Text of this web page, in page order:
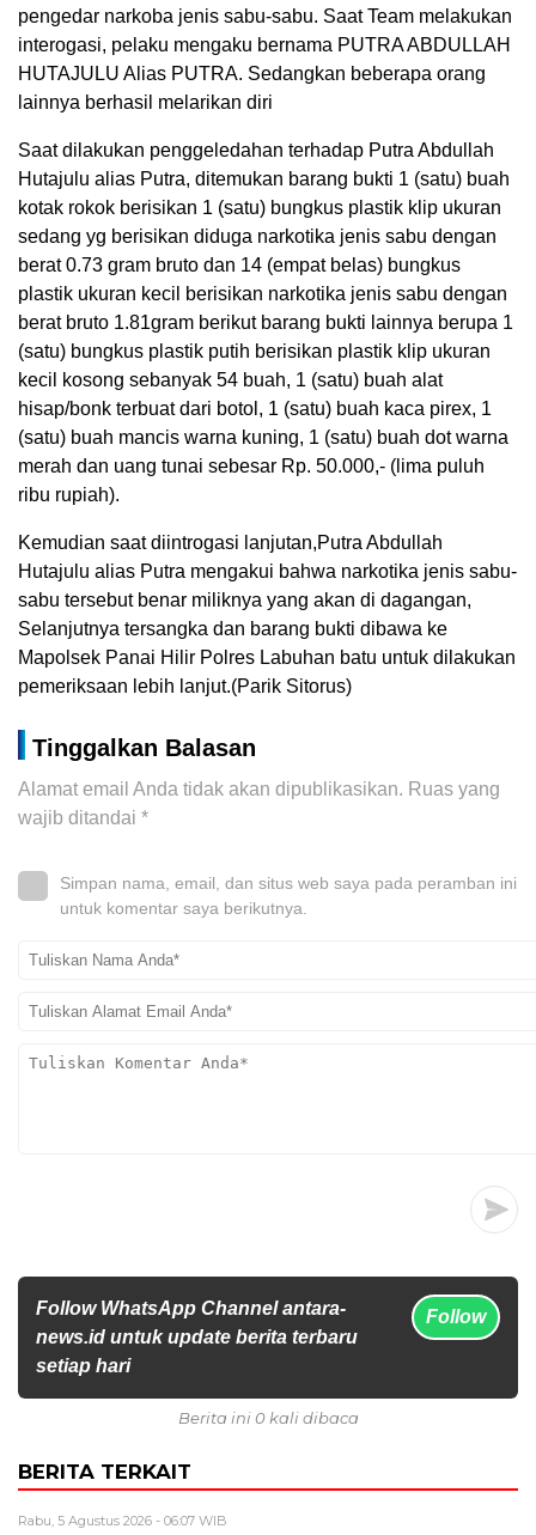
pengedar narkoba jenis sabu-sabu. Saat Team melakukan
interogasi, pelaku mengaku bernama PUTRA ABDULLAH
HUTAJULU Alias PUTRA. Sedangkan beberapa orang
lainnya berhasil melarikan diri
Saat dilakukan penggeledahan terhadap Putra Abdullah
Hutajulu alias Putra, ditemukan barang bukti 1 (satu) buah
kotak rokok berisikan 1 (satu) bungkus plastik klip ukuran
sedang yg berisikan diduga narkotika jenis sabu dengan
berat 0.73 gram bruto dan 14 (empat belas) bungkus
plastik ukuran kecil berisikan narkotika jenis sabu dengan
berat bruto 1.81gram berikut barang bukti lainnya berupa 1
(satu) bungkus plastik putih berisikan plastik klip ukuran
kecil kosong sebanyak 54 buah, 1 (satu) buah alat
hisap/bonk terbuat dari botol, 1 (satu) buah kaca pirex, 1
(satu) buah mancis warna kuning, 1 (satu) buah dot warna
merah dan uang tunai sebesar Rp. 50.000,- (lima puluh
ribu rupiah).
Kemudian saat diintrogasi lanjutan,Putra Abdullah
Hutajulu alias Putra mengakui bahwa narkotika jenis sabu-
sabu tersebut benar miliknya yang akan di dagangan,
Selanjutnya tersangka dan barang bukti dibawa ke
Mapolsek Panai Hilir Polres Labuhan batu untuk dilakukan
pemeriksaan lebih lanjut.(Parik Sitorus)
Tinggalkan Balasan
Alamat email Anda tidak akan dipublikasikan. Ruas yang
wajib ditandai *
Simpan nama, email, dan situs web saya pada peramban ini
untuk komentar saya berikutnya.
Follow WhatsApp Channel antara-
news.id untuk update berita terbaru
setiap hari
Follow
Berita ini 0 kali dibaca
BERITA TERKAIT
Rabu, 5 Agustus 2026 - 06:07 WIB